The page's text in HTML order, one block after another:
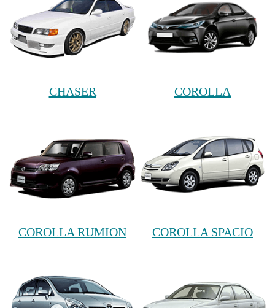
CHASER COROLLA
COROLLA RUMION COROLLA SPACIO